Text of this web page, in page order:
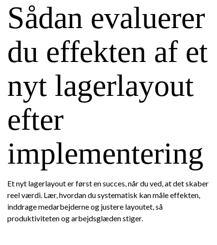
Sådan evaluerer
du effekten af et
nyt lagerlayout
efter
implementering
Et nyt lagerlayout er først en succes, når du ved, at det skaber
reel værdi. Lær, hvordan du systematisk kan måle effekten,
inddrage medarbejderne og justere layoutet, så
produktiviteten og arbejdsglæden stiger.